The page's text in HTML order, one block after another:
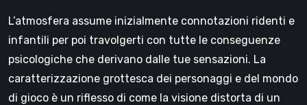
L’atmosfera assume inizialmente connotazioni ridenti e
infantili per poi travolgerti con tutte le conseguenze
psicologiche che derivano dalle tue sensazioni. La
caratterizzazione grottesca dei personaggi e del mondo
di gioco è un riflesso di come la visione distorta di un